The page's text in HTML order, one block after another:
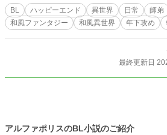
BL ハッピーエンド 異世界 日常 師弟
和風ファンタジー
和風異世界 年下攻め
最終更新日
アルファポリスのBL小説のご紹介